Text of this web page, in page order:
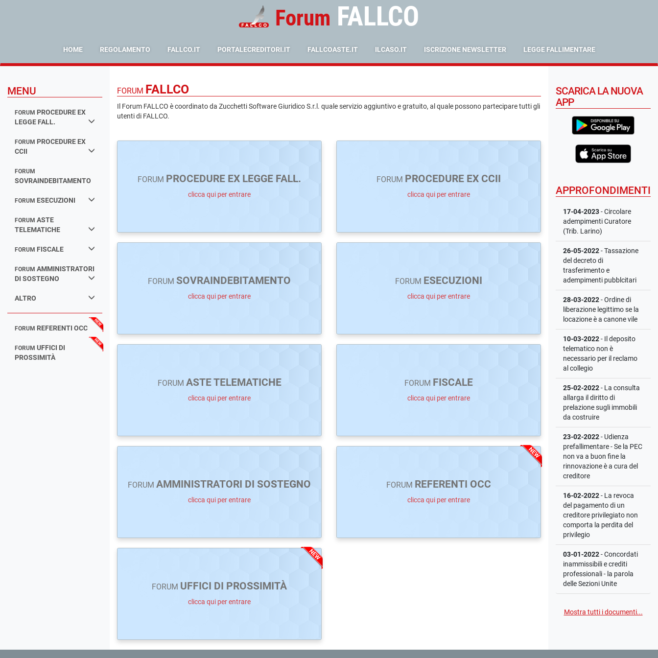
Forum FALLCO
HOME REGOLAMENTO FALLCO.IT PORTALECREDITORI.IT FALLCOASTE.IT ILCASO.IT ISCRIZIONE NEWSLETTER LEGGE FALLIMENTARE
MENU
FORUM PROCEDURE EX
LEGGE FALL.
FORUM PROCEDURE EX
CCII
FORUM
SOVRAINDEBITAMENTO
FORUM ESECUZIONI
FORUM ASTE
TELEMATICHE
FORUM FISCALE
FORUM AMMINISTRATORI
DI SOSTEGNO
ALTRO
FORUM REFERENTI OCC
FORUM UFFICI DI
PROSSIMITÀ
FORUM FALLCO
Il Forum FALLCO è coordinato da Zucchetti Software Giuridico S.r.l. quale servizio aggiuntivo e gratuito, al quale possono partecipare tutti gli
utenti di FALLCO.
FORUM PROCEDURE EX LEGGE FALL.
clicca qui per entrare
FORUM PROCEDURE EX CCII
clicca qui per entrare
FORUM SOVRAINDEBITAMENTO
clicca qui per entrare
FORUM ESECUZIONI
clicca qui per entrare
FORUM ASTE TELEMATICHE
clicca qui per entrare
FORUM FISCALE
clicca qui per entrare
FORUM AMMINISTRATORI DI SOSTEGNO
clicca qui per entrare
FORUM REFERENTI OCC
clicca qui per entrare
FORUM UFFICI DI PROSSIMITÀ
clicca qui per entrare
SCARICA LA NUOVA
APP
APPROFONDIMENTI
17-04-2023- Circolare
adempimenti Curatore
(Trib. Larino)
26-05-2022- Tassazione
del decreto di
trasferimento e
adempimenti pubblcitari
28-03-2022- Ordine di
liberazione legittimo se la
locazione è a canone vile
10-03-2022- Il deposito
telematico non è
necessario per il reclamo
al collegio
25-02-2022- La consulta
allarga il diritto di
prelazione sugli immobili
da costruire
23-02-2022- Udienza
prefallimentare - Se la PEC
non va a buon fine la
rinnovazione è a cura del
creditore
16-02-2022- La revoca
del pagamento di un
creditore privilegiato non
comporta la perdita del
privilegio
03-01-2022- Concordati
inammissibili e crediti
professionali - la parola
delle Sezioni Unite
Mostra tutti i documenti...